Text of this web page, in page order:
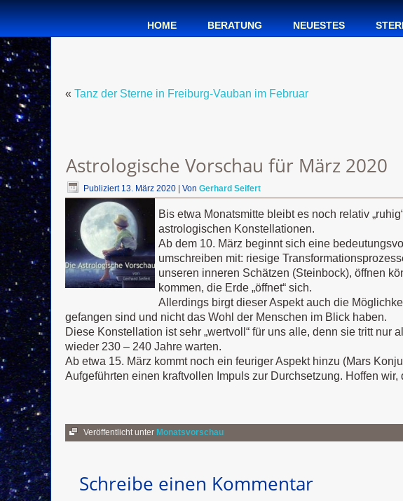
HOME BERATUNG NEUESTES
« Tanz der Sterne in Freiburg-Vauban im Februar
Astrologische Vorschau für März 2020
Publiziert 13. März 2020 Von Gerhard Seifert
Bis etwa Monatsmitte bleibt es noch relativ
astrologischen Konstellationen.
Ab dem 10. März beginnt sich eine
umschreiben mit: riesige
unseren inneren Schätzen (Steinbock), öffnen
kommen, die Erde „öffnet“ sich.
Allerdings birgt dieser Aspekt auch die
gefangen sind und nicht das Wohl der Menschen im Blick haben.
Diese Konstellation ist sehr „wertvoll“ für uns alle, denn sie tritt
wieder 230 – 240 Jahre warten.
Ab etwa 15. März kommt noch ein feuriger Aspekt hinzu (Mars
Aufgeführten einen kraftvollen Impuls zur Durchsetzung. Hoffen
Veröffentlicht unter Monatsvorschau
Schreibe einen Kommentar